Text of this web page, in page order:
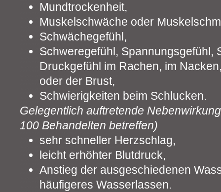
Mundtrockenheit,
Muskelschwäche oder
Schwächegefühl,
Schweregefühl, Spannungsgefühl,
Druckgefühl im Rachen, im
oder der Brust,
Schwierigkeiten beim Schlucken.
Gelegentlich auftretende
100 Behandelten betreffen)
sehr schneller Herzschlag,
leicht erhöhter Blutdruck,
Anstieg der ausgeschiedenen
häufigeres Wasserlassen.